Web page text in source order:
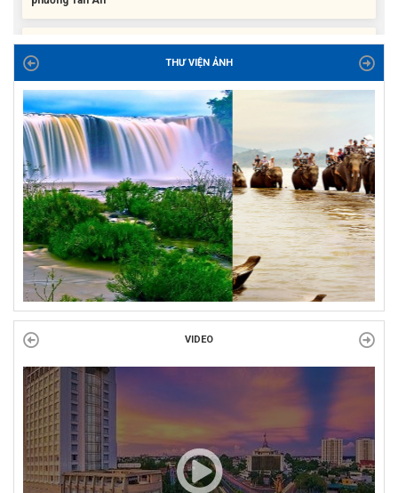
Liên đoàn Lao động tỉnh trao tặng 100 bộ bút chấm đọc tiếng Anh
ĐỜI ĐỜI GHI NHỚ CÔNG ƠN CÁC ANH HÙNG LIỆT SĨ, THƯƠNG
BINH VÀ NGƯỜI CÓ CÔNG VỚI CÁCH MẠNG!
Công đoàn phường Tuy Hòa tổ chức chuỗi hoạt động chào mừng
97 năm ngày thành lập Công đoàn Việt Nam (28/7/1929 –...
THƯ VIỆN ẢNH
VIDEO